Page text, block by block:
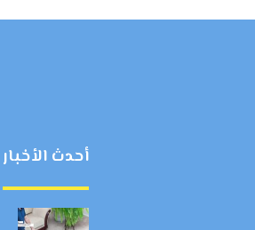
أحدث الأخبار